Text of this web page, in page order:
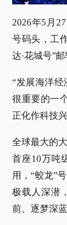
2026年5月
号码头，工
达·花城号”
“发展海洋
很重要的一
正化作科技
全球最大的
首座10万吨
用，“蛟龙”
极载人深潜
前、逐梦深蓝